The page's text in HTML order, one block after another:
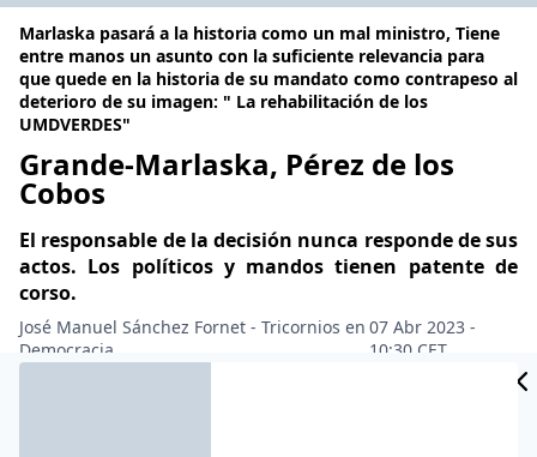
Marlaska pasará a la historia como un mal ministro, Tiene
entre manos un asunto con la suficiente relevancia para
que quede en la historia de su mandato como contrapeso al
deterioro de su imagen: " La rehabilitación de los
UMDVERDES"
Grande-Marlaska, Pérez de los
Cobos
El responsable de la decisión nunca responde de sus
actos. Los políticos y mandos tienen patente de
corso.
José Manuel Sánchez Fornet - Tricornios en
Democracia
07 Abr 2023 -
10:30 CET
PARTIDOS